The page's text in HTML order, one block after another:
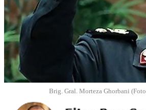
Brig. Gral. Morteza Ghorbani